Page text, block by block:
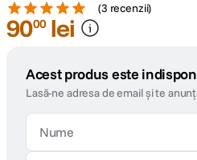
(3 recenzii)
9000 lei
Acest produs este
Lasă-ne adresa de email și te